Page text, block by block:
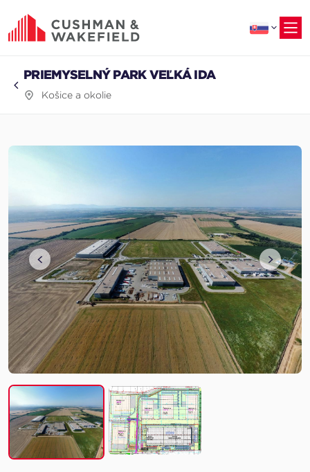
hlavný
obsah
PRIEMYSELNÝ PARK VEĽKÁ IDA
Košice a okolie